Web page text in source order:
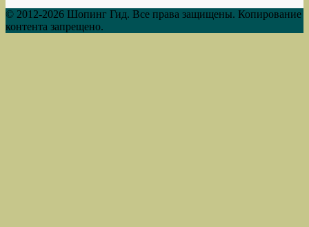
© 2012-2026 Шопинг Гид. Все права защищены. Копирование
контента запрещено.